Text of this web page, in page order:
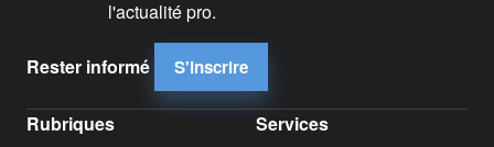
l'actualité pro.
Rester informé S'inscrire
Rubriques Services